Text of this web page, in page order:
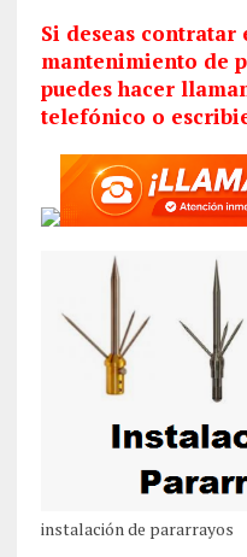
Si deseas contratar
mantenimiento de
puedes hacer
telefónico o
instalación de pararrayos